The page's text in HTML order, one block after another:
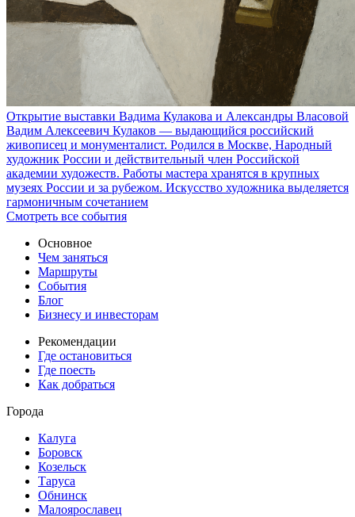
Открытие выставки Вадима Кулакова и Александры Власовой
Вадим Алексеевич Кулаков — выдающийся российский
живописец и монументалист. Родился в Москве, Народный
художник России и действительный член Российской
академии художеств. Работы мастера хранятся в крупных
музеях России и за рубежом. Искусство художника выделяется
гармоничным сочетанием
Смотреть все события
Основное
Чем заняться
Маршруты
События
Блог
Бизнесу и инвесторам
Рекомендации
Где остановиться
Где поесть
Как добраться
Города
Калуга
Боровск
Козельск
Таруса
Обнинск
Малоярославец